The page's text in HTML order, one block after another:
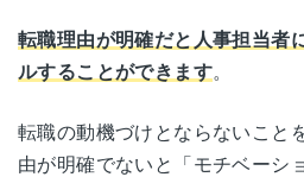
転職理由が明確だと人事担当者
ルすることができます。
転職の動機づけとならないこと
由が明確でないと「モチベーシ